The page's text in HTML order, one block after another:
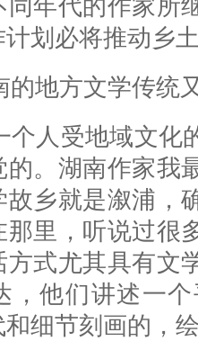
同年代的作家所
划必将推动乡
的地方文学传统
个人受地域文化
的。湖南作家我
故乡就是溆浦，
那里，听说过很
方式尤其具有文
，他们讲述一
细节刻画的，